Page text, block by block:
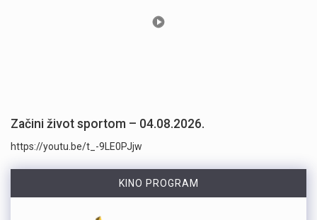
Začini život sportom – 04.08.2026.
https://youtu.be/t_-9LE0PJjw
KINO PROGRAM